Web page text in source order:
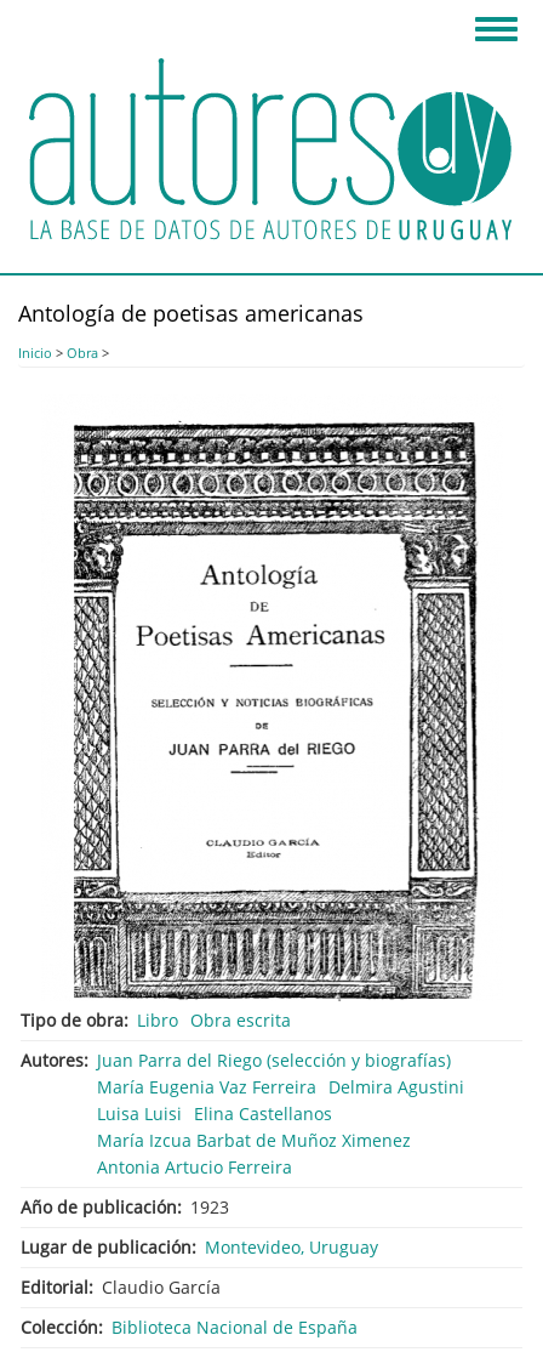
principal
Antología de poetisas americanas
Inicio > Obra >
Tipo de obra Libro Obra escrita
Autores
Juan Parra del Riego (selección y biografías)
María Eugenia Vaz Ferreira
Delmira Agustini
Luisa Luisi
Elina Castellanos
María Izcua Barbat de Muñoz Ximenez
Antonia Artucio Ferreira
Año de publicación
1923
Lugar de publicación
Montevideo, Uruguay
Editorial
Claudio García
Colección
Biblioteca Nacional de España